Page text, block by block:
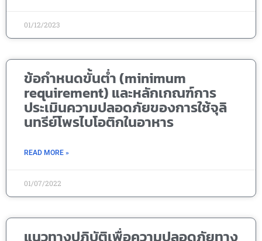
01/12/2023
ข้อกำหนดขั้นต่ำ (minimum
requirement) และหลักเกณฑ์การ
ประเมินความปลอดภัยของการใช้จุลิ
นทรีย์โพรไบโอติกในอาหาร
READ MORE »
01/07/2022
แนวทางปฏิบัติเพื่อความปลอดภัยทาง